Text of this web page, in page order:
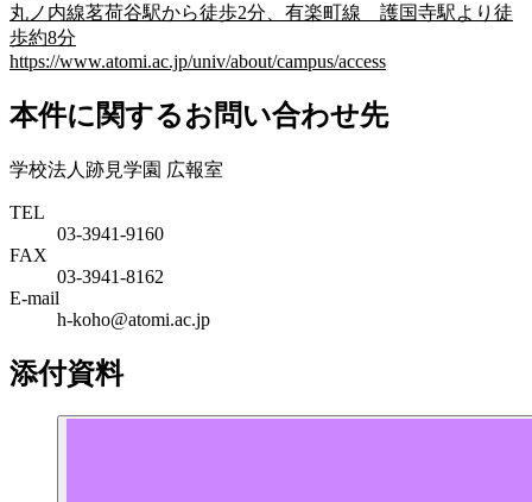
丸ノ内線茗荷谷駅から徒歩2分、有楽町線 護国寺駅より徒
歩約8分
https://www.atomi.ac.jp/univ/about/campus/access
本件に関するお問い合わせ先
学校法人跡見学園 広報室
TEL
03-3941-9160
FAX
03-3941-8162
E-mail
h-koho@atomi.ac.jp
添付資料